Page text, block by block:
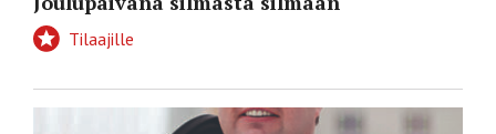
Tilaajille